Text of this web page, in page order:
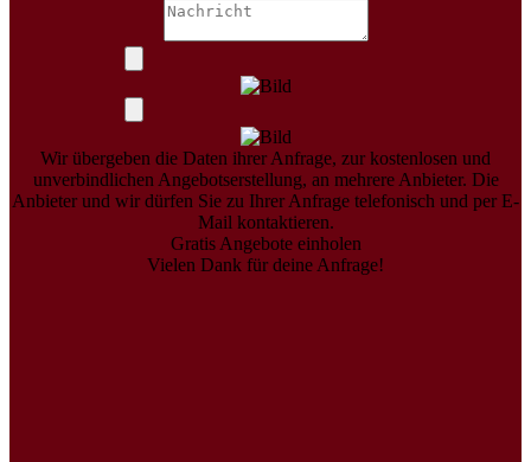
Wir übergeben die Daten ihrer Anfrage, zur kostenlosen und
unverbindlichen Angebotserstellung, an mehrere Anbieter. Die
Anbieter und wir dürfen Sie zu Ihrer Anfrage telefonisch und per E-
Mail kontaktieren.
Gratis Angebote einholen
Vielen Dank für deine Anfrage!